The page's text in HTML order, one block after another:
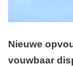
Nieuwe
vouwbaar